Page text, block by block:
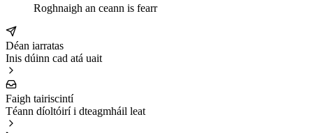
Roghnaigh an ceann is fearr
Déan iarratas
Inis dúinn cad atá uait
Faigh tairiscintí
Téann díoltóirí i dteagmháil leat